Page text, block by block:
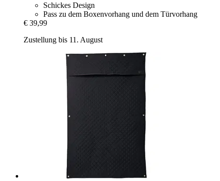
Schickes Design
Pass zu dem Boxenvorhang und dem Türvorhang
€ 39,99
Zustellung bis 11. August